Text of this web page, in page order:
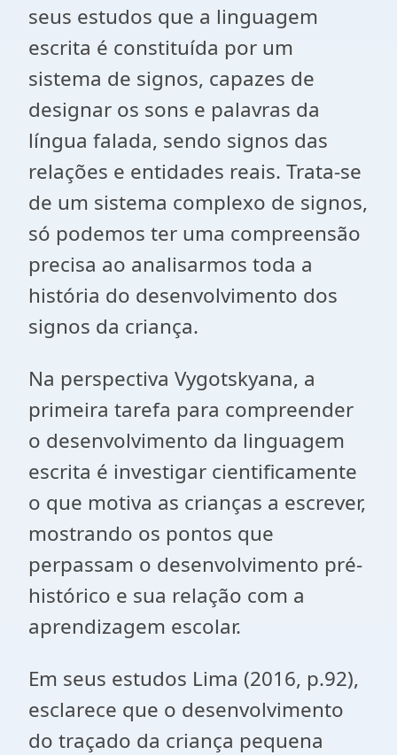
seus estudos que a linguagem
escrita é constituída por um
sistema de signos, capazes de
designar os sons e palavras da
língua falada, sendo signos das
relações e entidades reais. Trata-se
de um sistema complexo de signos,
só podemos ter uma compreensão
precisa ao analisarmos toda a
história do desenvolvimento dos
signos da criança.
Na perspectiva Vygotskyana, a
primeira tarefa para compreender
o desenvolvimento da linguagem
escrita é investigar cientificamente
o que motiva as crianças a escrever,
mostrando os pontos que
perpassam o desenvolvimento pré-
histórico e sua relação com a
aprendizagem escolar.
Em seus estudos Lima (2016, p.92),
esclarece que o desenvolvimento
do traçado da criança pequena